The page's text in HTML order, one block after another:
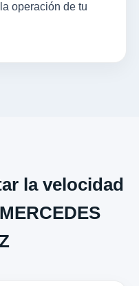
operación de tu
la velocidad